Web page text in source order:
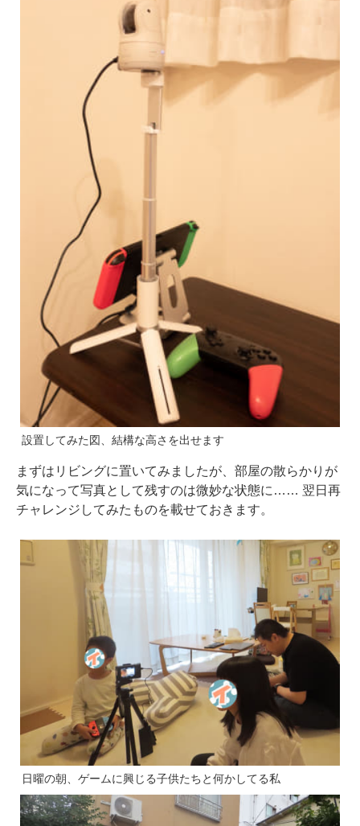
設置してみた図、結構な高さを出せます
まずはリビングに置いてみましたが、部屋の散らかりが
気になって写真として残すのは微妙な状態に…… 翌日再
チャレンジしてみたものを載せておきます。
日曜の朝、ゲームに興じる子供たちと何かしてる私